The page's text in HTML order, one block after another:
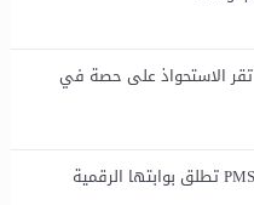
الاستحواذ على حصة في
خدمات البترول البحرية PMS تطلق بوابتها الرقمية